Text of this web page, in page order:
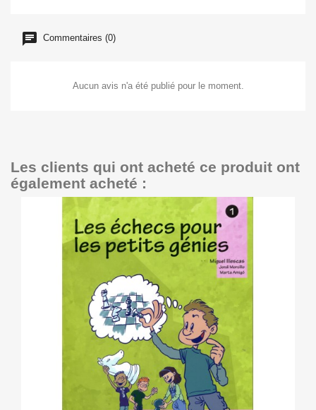
Commentaires (0)
Aucun avis n'a été publié pour le moment.
Les clients qui ont acheté ce produit ont
également acheté :